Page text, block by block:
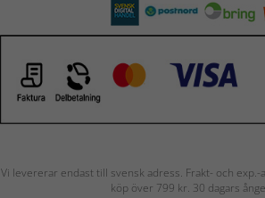
Vi levererar endast till svensk adress. Frakt- och
köp över 799 kr. 30 dagars